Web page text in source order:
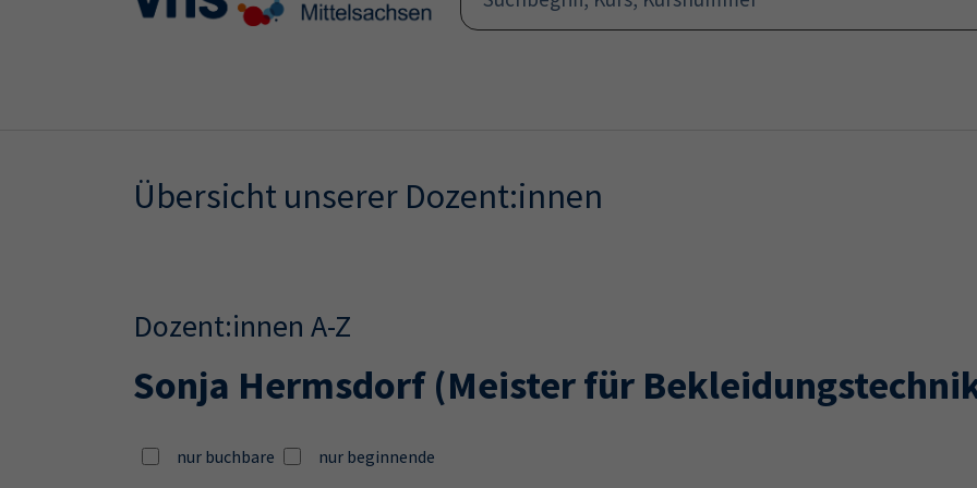
Skip to main content
Skip to page footer
Übersicht unserer Dozent:innen
Dozent:innen A-Z
Sonja Hermsdorf (Meister für
nur buchbare nur beginnende